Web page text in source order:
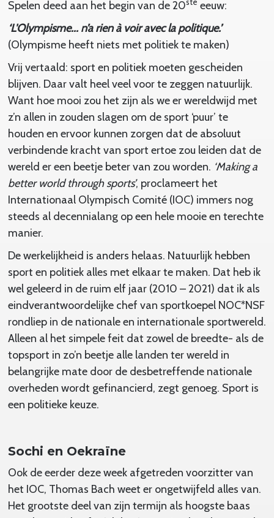
Spelen deed aan het begin van de 20
eeuw:
‘L'Olympisme... n’a rien à voir avec la politique.’
(Olympisme heeft niets met politiek te maken)
Vrij vertaald: sport en politiek moeten gescheiden
blijven. Daar valt heel veel voor te zeggen natuurlijk.
Want hoe mooi zou het zijn als we er wereldwijd met
z’n allen in zouden slagen om de sport ‘puur’ te
houden en ervoor kunnen zorgen dat de absoluut
verbindende kracht van sport ertoe zou leiden dat de
wereld er een beetje beter van zou worden. ‘Making a
better world through sports’, proclameert het
Internationaal Olympisch Comité (IOC) immers nog
steeds al decennialang op een hele mooie en terechte
manier.
De werkelijkheid is anders helaas. Natuurlijk hebben
sport en politiek alles met elkaar te maken. Dat heb ik
wel geleerd in de ruim elf jaar (2010 – 2021) dat ik als
eindverantwoordelijke chef van sportkoepel NOC*NSF
rondliep in de nationale en internationale sportwereld.
Alleen al het simpele feit dat zowel de breedte- als de
topsport in zo’n beetje alle landen ter wereld in
belangrijke mate door de desbetreffende nationale
overheden wordt gefinancierd, zegt genoeg. Sport is
een politieke keuze.
Sochi en Oekraïne
Ook de eerder deze week afgetreden voorzitter van
het IOC, Thomas Bach weet er ongetwijfeld alles van.
Het grootste deel van zijn termijn als hoogste baas